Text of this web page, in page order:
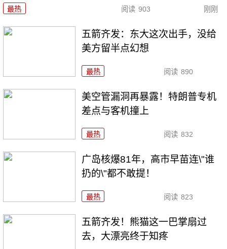
最热 阅读 903 刚刚
五箭齐发：东大这次出手，没给
美方留半点幻想
最热 阅读 890
美空管漏洞再暴露！特朗普专机
差点与客机撞上
最热 阅读 832
广岛核爆81年，高市早苗连\"谁
扔的\"都不敢提！
最热 阅读 823
五箭齐发！熊猫这一巴掌扇过
去，大漂亮终于知疼